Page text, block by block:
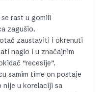
rast u gomili
zagušio.
zaustaviti i okrenuti
naglo i u značajnim
“recesije”.
samim time on postaje
nije u korelaciji sa